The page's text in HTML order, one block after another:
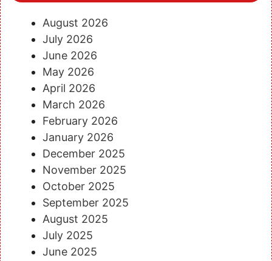
August 2026
July 2026
June 2026
May 2026
April 2026
March 2026
February 2026
January 2026
December 2025
November 2025
October 2025
September 2025
August 2025
July 2025
June 2025